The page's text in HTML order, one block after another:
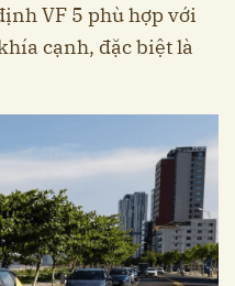
VF 5 phù hợp với
cạnh, đặc biệt là